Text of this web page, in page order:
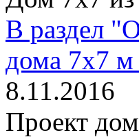
В раздел
дома 7х7 м
8.11.2016
Проект